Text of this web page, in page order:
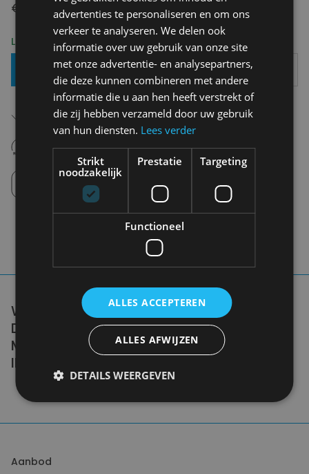
€ 6,90
Levering 2-3 Werkdagen
Toevoegen Aan Mandje
Gratis verzending in België
Vanaf €75,00
Nooit meer spijt van krijgen
Click en Collect
Afhalen in de winkel tussen 10u-18u.
WE DON'T NEED A HANDFUL OF PEOPLE
DOING ZERO WASTE PERFECTLY. WE NEED
MILLIONS OF PEOPLE DOING IT
IMPERFECTLY.
Aanbod
advertenties te personaliseren en om ons
verkeer te analyseren. We delen ook
informatie over uw gebruik van onze site
met onze advertentie- en analysepartners,
die deze kunnen combineren met andere
informatie die u aan hen heeft verstrekt of
die zij hebben verzameld door uw gebruik
van hun diensten. Lees verder
Strikt
noodzakelijk
Prestatie Targeting
Functioneel
ALLES ACCEPTEREN
ALLES AFWIJZEN
DETAILS WEERGEVEN